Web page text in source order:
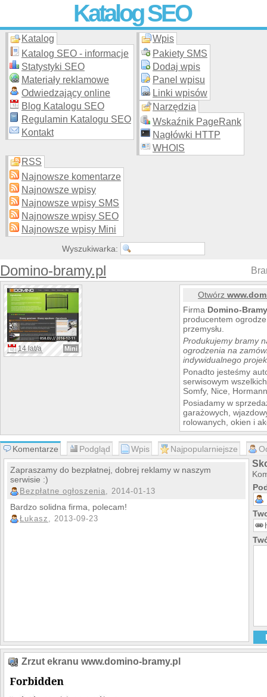
Katalog SEO
Skuteczna i promocja stron WWW –
moderowanego katalogu za darmo!
Katalog
Katalog SEO - informacje
Statystyki SEO
Materiały reklamowe
Odwiedzający online
Blog Katalogu SEO
Regulamin Katalogu SEO
Kontakt
Wpis
Pakiety SMS
Dodaj wpis
Panel wpisu
Linki wpisów
Narzędzia
Wskaźnik PageRank
Nagłówki HTTP
WHOIS
RSS
Najnowsze komentarze
Najnowsze wpisy
Najnowsze wpisy SMS
Najnowsze wpisy SEO
Najnowsze wpisy Mini
Wyszukiwarka:
Domino-bramy.pl
14 lat/a Mini
Otwórz
Firma Domino-
producentem
przemysłu.
Produkujemy bramy
ogrodzenia na
indywidualnego
Ponadto jesteśmy
serwisowym
Somfy, Nice,
Posiadamy w
garażowych,
rolowanych, okien i
Komentarze Podgląd Wpis Najpopularniejsze
Zapraszamy do bezpłatnej, dobrej reklamy w naszym
serwisie :)
Bezpłatne ogłoszenia, 2014-01-13
Bardzo solidna firma, polecam!
Łukasz , 2013-09-23
Zrzut ekranu www.domino-bramy.pl